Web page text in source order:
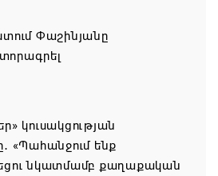
Փաշինյանը
կուսակցության
«Պահանջում ենք
նկատմամբ քաղաքական